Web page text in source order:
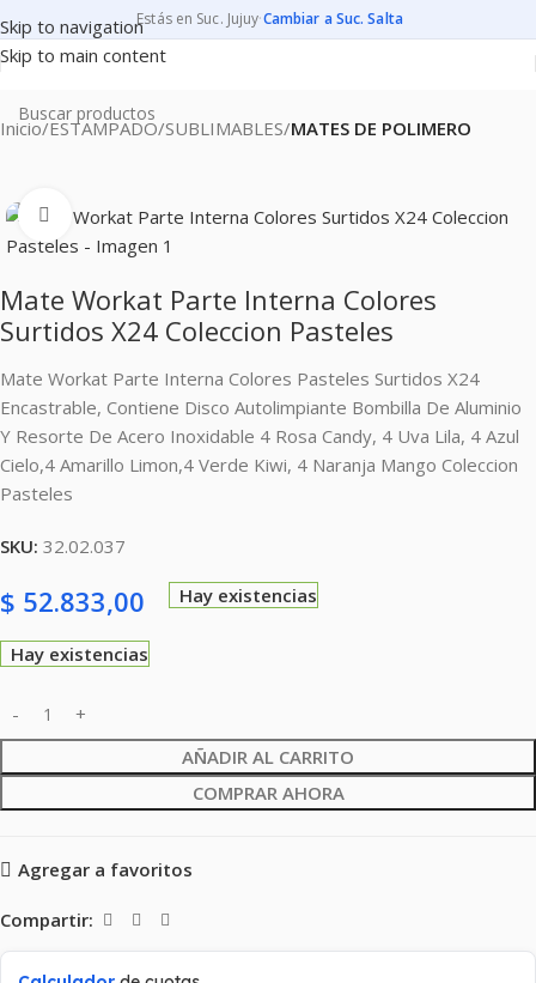
Skip to navigation
Skip to main content
Estás en Suc. Jujuy·Cambiar a Suc. Salta
Inicio ESTAMPADO SUBLIMABLES MATES DE POLIMERO
Clic para ampliar
Mate Workat Parte Interna Colores
Surtidos X24 Coleccion Pasteles
Mate Workat Parte Interna Colores Pasteles Surtidos X24
Encastrable, Contiene Disco Autolimpiante Bombilla De Aluminio
Y Resorte De Acero Inoxidable 4 Rosa Candy, 4 Uva Lila, 4 Azul
Cielo,4 Amarillo Limon,4 Verde Kiwi, 4 Naranja Mango Coleccion
Pasteles
SKU: 32.02.037
$ 52.833,00 Hay existencias
Hay existencias
AÑADIR AL CARRITO
COMPRAR AHORA
Agregar a favoritos
Compartir: